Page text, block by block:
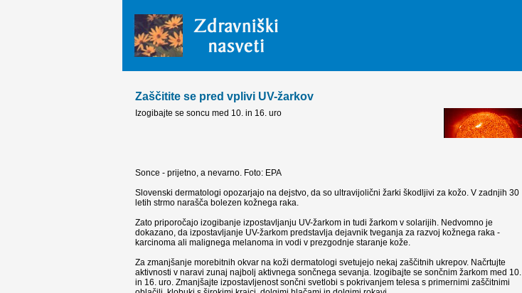
Zaščitite se pred vplivi UV-žarkov
Izogibajte se soncu med 10. in 16. uro
Sonce - prijetno, a nevarno. Foto: EPA
Slovenski dermatologi opozarjajo na dejstvo, da so ultravijolični žarki škodljivi za kožo. V zadnjih 30
letih strmo narašča bolezen kožnega raka.
Zato priporočajo izogibanje izpostavljanju UV-žarkom in tudi žarkom v solarijih. Nedvomno je
dokazano, da izpostavljanje UV-žarkom predstavlja dejavnik tveganja za razvoj kožnega raka -
karcinoma ali malignega melanoma in vodi v prezgodnje staranje kože.
Za zmanjšanje morebitnih okvar na koži dermatologi svetujejo nekaj zaščitnih ukrepov. Načrtujte
aktivnosti v naravi zunaj najbolj aktivnega sončnega sevanja. Izogibajte se sončnim žarkom med 10.
in 16. uro. Zmanjšajte izpostavljenost sončni svetlobi s pokrivanjem telesa s primernimi zaščitnimi